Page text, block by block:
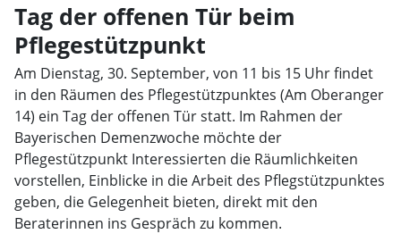
Tag der offenen Tür beim
Pflegestützpunkt
Am Dienstag, 30. September, von 11 bis 15 Uhr findet
in den Räumen des Pflegestützpunktes (Am Oberanger
14) ein Tag der offenen Tür statt. Im Rahmen der
Bayerischen Demenzwoche möchte der
Pflegestützpunkt Interessierten die Räumlichkeiten
vorstellen, Einblicke in die Arbeit des Pflegstützpunktes
geben, die Gelegenheit bieten, direkt mit den
Beraterinnen ins Gespräch zu kommen.